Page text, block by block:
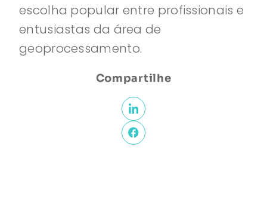
escolha popular entre profissionais e
entusiastas da área de
geoprocessamento.
Compartilhe